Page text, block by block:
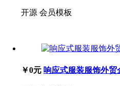
开源 会员模板
￥0元 响应式服装服饰外贸